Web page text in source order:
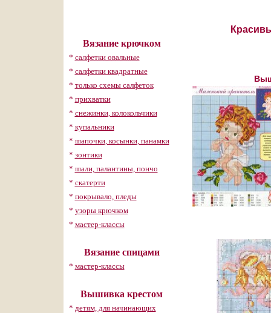
Вязание крючком
* салфетки овальные
* салфетки квадратные
* только схемы салфеток
* прихватки
* снежинки, колокольчики
* купальники
* шапочки, косынки, панамки
* зонтики
* шали, палантины, пончо
* скатерти
* покрывало, пледы
* узоры крючком
* мастер-классы
Вязание спицами
* мастер-классы
Вышивка крестом
* детям, для начинающих